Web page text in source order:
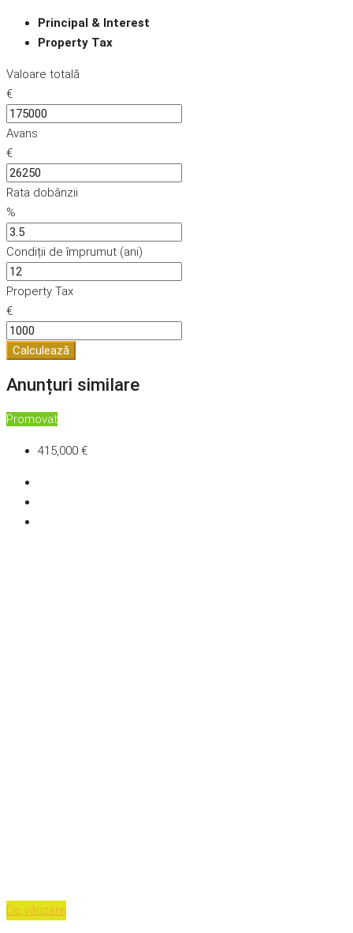
Principal & Interest
Property Tax
Valoare totală
€
Avans
€
Rata dobânzii
%
Condiții de împrumut (ani)
Property Tax
€
Calculează
Anunțuri similare
Promovat
415,000 €
De vânzare